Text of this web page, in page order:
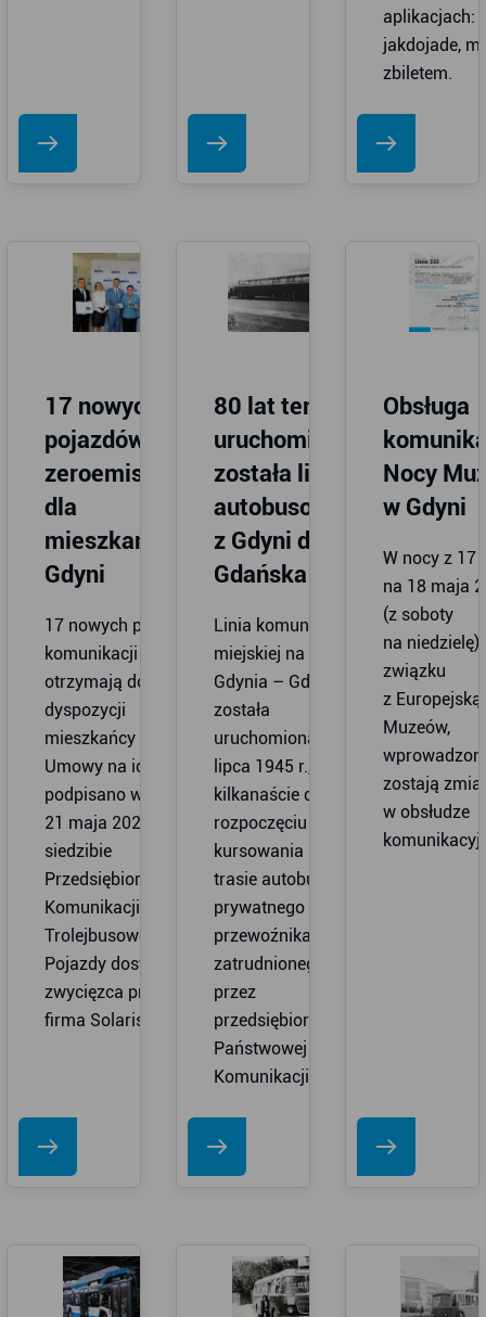
aplikacjach:
jakdojade,
zbiletem.
17 nowych
pojazdów
zeroemisyjnych
dla
mieszkańców
Gdyni
17 nowych pojazdów
komunikacji miejskiej
otrzymają do
dyspozycji
mieszkańcy Gdyni.
Umowy na ich zakup
podpisano w środę,
21 maja 2025 r. w
siedzibie
Przedsiębiorstwa
Komunikacji
Trolejbusowej.
Pojazdy dostarczy
zwycięzca przetargu
firma Solaris...
80 lat temu
uruchomiona
została linia
autobusowa
z Gdyni do
Gdańska
Linia komunikacji
miejskiej na trasie
Gdynia – Gdańsk
została
uruchomiona 10
lipca 1945 r.,
kilkanaście dni po
rozpoczęciu
kursowania na tej
trasie autobusów
prywatnego
przewoźnika
zatrudnionego
przez
przedsiębiorstwo
Państwowej
Komunikacji...
Obsługa
Nocy
w Gdyni
W nocy z 17
na 18 maja
(z soboty
na
związku
z Europejską
Muzeów,
zostają
w obsłudze